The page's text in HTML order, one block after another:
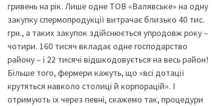
гривень на рік. Лише одне ТОВ «Валявське» на одну
закупку спермопродукції витрачає близько 40 тис.
грн., а таких закупок здійснюється упродовж року –
чотири. 160 тисяч вкладає одне господарство
району – і 22 тисячі відшкодовується на весь район!
Більше того, фермери кажуть, що «всі дотації
крутяться навколо столиці й корпорацій». І
отримують їх через певні, скажемо так, процедури